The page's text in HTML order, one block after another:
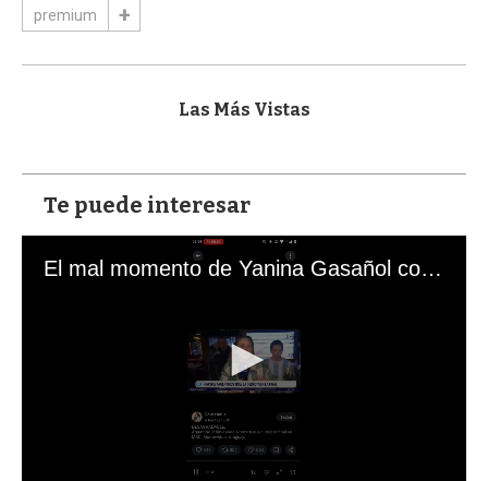
premium
Las Más Vistas
Te puede interesar
El mal momento de Yanina Gasañol con un hincha argentino en "Subrayado"